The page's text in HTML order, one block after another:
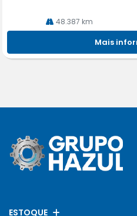
48.387 km
Mais
ESTOQUE